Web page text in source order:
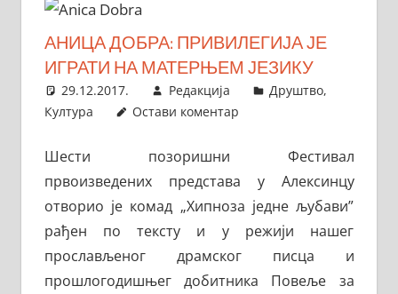
АНИЦА ДОБРА: ПРИВИЛЕГИЈА ЈЕ
ИГРАТИ НА МАТЕРЊЕМ ЈЕЗИКУ
29.12.2017. Редакција Друштво,
Култура
Остави коментар
Шести позоришни Фестивал
првоизведених представа у Алексинцу
отворио је комад „Хипноза једне љубави”
рађен по тексту и у режији нашег
прослављеног драмског писца и
прошлогодишњег добитника Повеље за